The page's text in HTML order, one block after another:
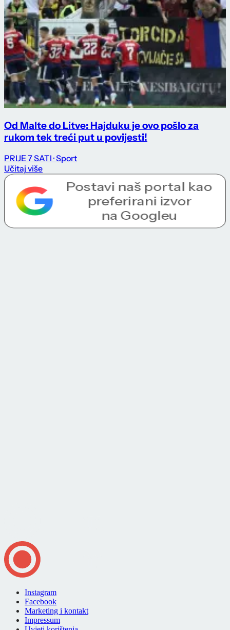
Od Malte do Litve: Hajduku je ovo pošlo za
rukom tek treći put u povijesti!
PRIJE 7 SATI · Sport
Učitaj više
Instagram
Facebook
Marketing i kontakt
Impressum